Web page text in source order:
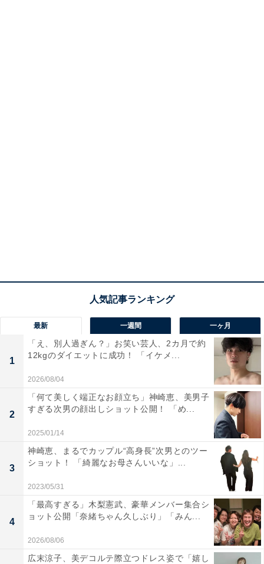
最新 一週間 一ヶ月
1
「え、別人過ぎん？」お笑い芸人、2カ月で約
12kgのダイエットに成功！ 「イケメ...
2026/08/04
2
「何て美しく端正なお顔立ち」神崎恵、美男子
すぎる次男の顔出しショット公開！ 「め...
2025/01/14
3
神崎恵、まるでカップル“高身長”次男とのツー
ショット！ 「綺麗なお母さんいいな」...
2023/05/31
4
「最高すぎる」木梨憲武、豪華メンバー集合シ
ョット公開「奈緒ちゃん久しぶり」「みん...
2026/08/06
広末涼子、美デコルテ際立つドレス姿で「嬉し